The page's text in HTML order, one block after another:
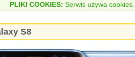
PLIKI COOKIES: Serwis używa
S8